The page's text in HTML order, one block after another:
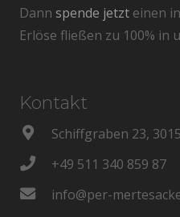
Dann spende jetzt einen
Erlöse fließen zu 100% in
Kontakt
Schiffgraben 23,
+49 511 340 859 87
info@per-